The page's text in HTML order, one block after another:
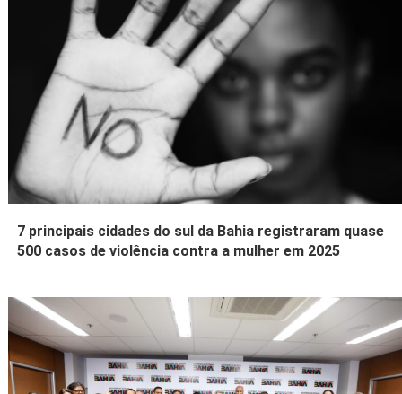
7 principais cidades do sul da Bahia registraram quase
500 casos de violência contra a mulher em 2025